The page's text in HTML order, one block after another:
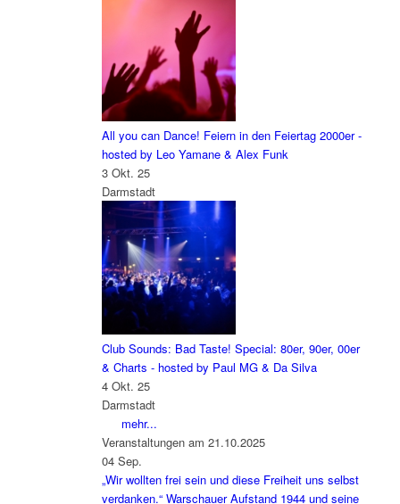
All you can Dance! Feiern in den Feiertag 2000er -
hosted by Leo Yamane & Alex Funk
3 Okt. 25
Darmstadt
Club Sounds: Bad Taste! Special: 80er, 90er, 00er
& Charts - hosted by Paul MG & Da Silva
4 Okt. 25
Darmstadt
mehr...
Veranstaltungen am 21.10.2025
04 Sep.
„Wir wollten frei sein und diese Freiheit uns selbst
verdanken.“ Warschauer Aufstand 1944 und seine